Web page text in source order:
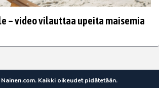
– video vilauttaa upeita maisemia
Kaikki oikeudet pidätetään.